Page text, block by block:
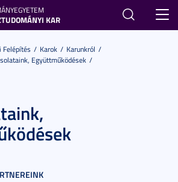
KAR
Felépítés Karok
Karunkról
Együttműködések